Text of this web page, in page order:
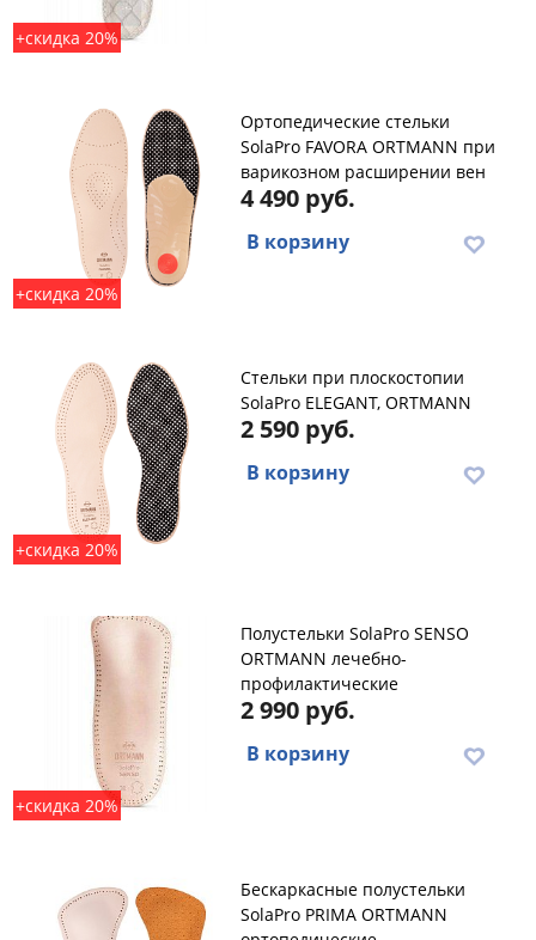
+скидка 20%
+скидка 20%
Ортопедические стельки
SolaPro FAVORA ORTMANN при
варикозном расширении вен
4 490 руб.
В корзину
+скидка 20%
Стельки при плоскостопии
SolaPro ELEGANT, ORTMANN
2 590 руб.
В корзину
+скидка 20%
Полустельки SolaPro SENSO
ORTMANN лечебно-
профилактические
2 990 руб.
В корзину
Бескаркасные полустельки
SolaPro PRIMA ORTMANN